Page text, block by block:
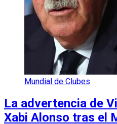
Mundial de Clubes
La advertencia de
Xabi Alonso tras el